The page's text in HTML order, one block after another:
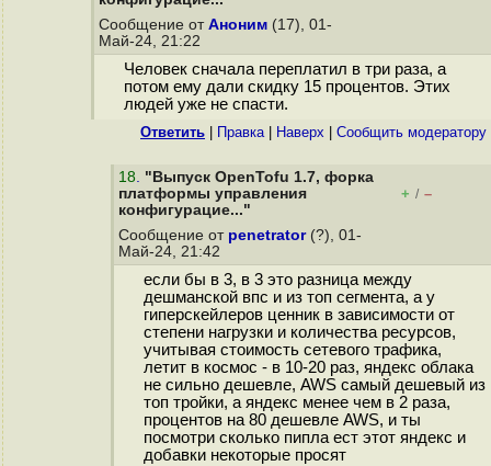
Сообщение от Аноним (17), 01-
Май-24, 21:22
Человек сначала переплатил в три раза, а
потом ему дали скидку 15 процентов. Этих
людей уже не спасти.
Ответить Правка| Наверх Cообщить модератору
18. "Выпуск OpenTofu 1.7, форка
платформы управления
конфигурацие..."
+ / –
Сообщение от penetrator(?), 01-
Май-24, 21:42
если бы в 3, в 3 это разница между
дешманской впс и из топ сегмента, а у
гиперскейлеров ценник в зависимости от
степени нагрузки и количества ресурсов,
учитывая стоимость сетевого трафика,
летит в космос - в 10-20 раз, яндекс облака
не сильно дешевле, AWS самый дешевый из
топ тройки, а яндекс менее чем в 2 раза,
процентов на 80 дешевле AWS, и ты
посмотри сколько пипла ест этот яндекс и
добавки некоторые просят